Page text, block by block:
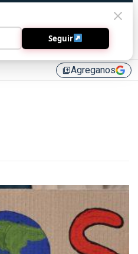
library_addAgreganos
Seguir